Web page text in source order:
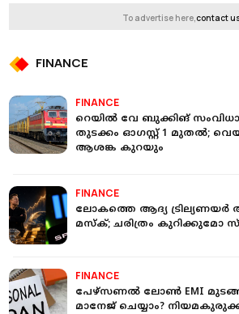
To advertise here,contact
FINANCE
FINANCE
റെയില്‍ വേ ബുക്കിങ്
തുടക്കം ഓഗസ്റ്റ് 1 മുതല്‍;
ആശങ്ക കുറയും
FINANCE
ലോകത്തെ ആദ്യ
മസ്‌ക്; ചരിത്രം കുറിക്കുമോ
FINANCE
പേഴ്‌സണല്‍ ലോണ്‍ EMI
മാനേജ് ചെയ്യാം?